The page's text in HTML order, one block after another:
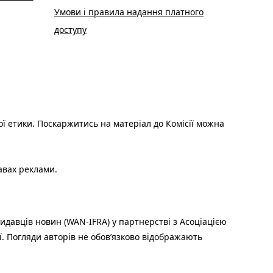
Умови і правила надання платного
доступу
етики. Поскаржитись на матеріал до Комісії можна
реклами.
новин (WAN-IFRA) у партнерстві з Асоціацією
Погляди авторів не обов’язково відображають